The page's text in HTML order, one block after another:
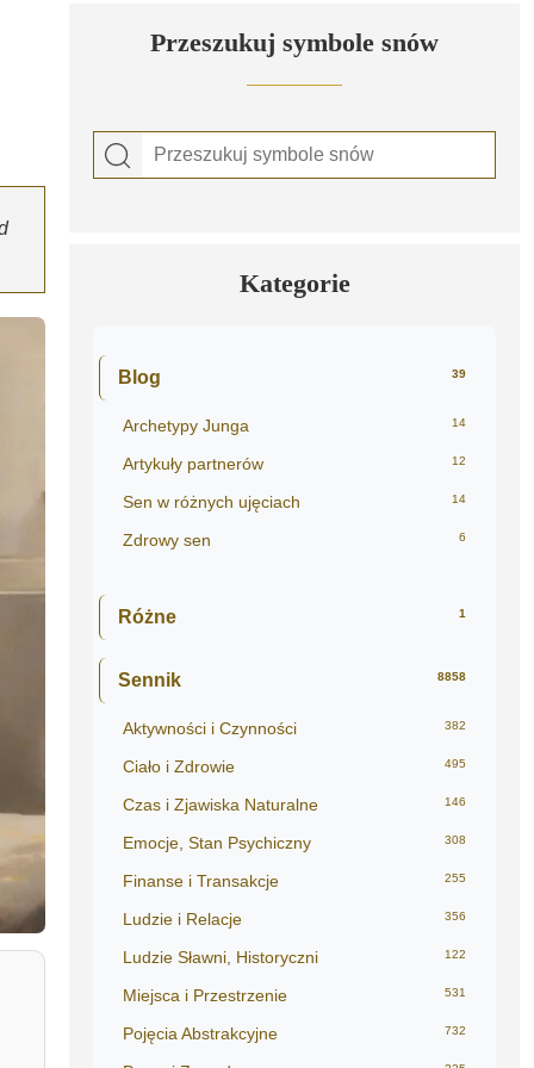
Przeszukuj symbole snów
Kategorie
Blog 39
Archetypy Junga 14
Artykuły partnerów 12
Sen w różnych ujęciach 14
Zdrowy sen 6
Różne 1
Sennik 8858
Aktywności i Czynności 382
Ciało i Zdrowie 495
Czas i Zjawiska Naturalne 146
Emocje, Stan Psychiczny 308
Finanse i Transakcje 255
Ludzie i Relacje 356
Ludzie Sławni, Historyczni 122
Miejsca i Przestrzenie 531
Pojęcia Abstrakcyjne 732